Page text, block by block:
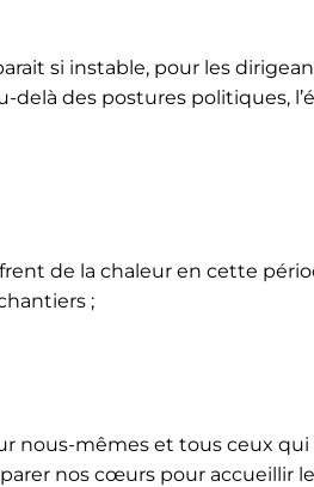
si instable, pour les
delà des postures politiques,
de la chaleur en cette
;
nous-mêmes et tous ceux
nos cœurs pour accueillir